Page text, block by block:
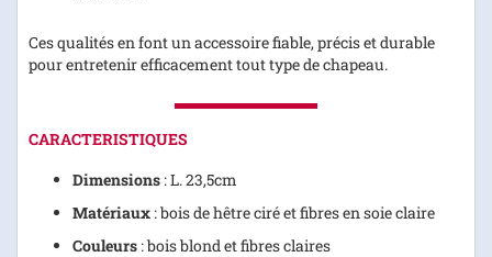
Ces qualités en font un accessoire fiable, précis et durable
pour entretenir efficacement tout type de chapeau.
CARACTERISTIQUES
Dimensions : L. 23,5cm
Matériaux : bois de hêtre ciré et fibres en soie claire
Couleurs : bois blond et fibres claires